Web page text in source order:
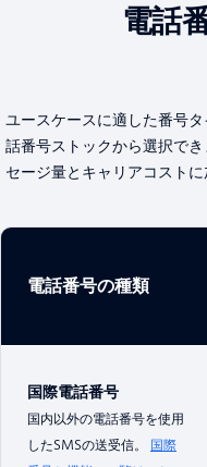
電話
ユースケースに適した番号
話番号ストックから選択で
セージ量とキャリアコスト
電話番号の種類
国際電話番号
国内以外の電話番号を使用
したSMSの送受信。 国際